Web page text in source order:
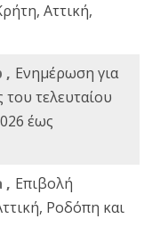
Αττική,
, Ενημέρωση για
του τελευταίου
έως
, Επιβολή
Ροδόπη και